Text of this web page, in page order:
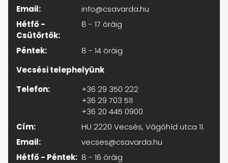
Email:
info@csavarda.hu
Hétfő -
Csütörtök:
8 - 17 óráig
Péntek:
8 - 14 óráig
Vecsési telephelyünk
Telefon:
+36 29 350 222
+36 29 703 511
+36 20 445 0900
Cím:
HU 2220 Vecsés, Vágóhíd utca 11.
Email:
vecses@csavarda.hu
Hétfő - Péntek: 8 - 16 óráig